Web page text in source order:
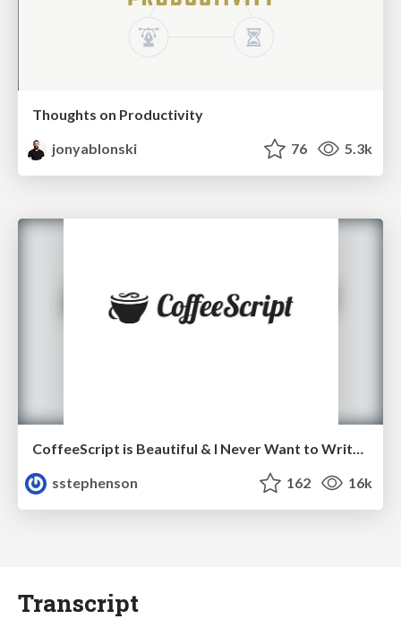
Thoughts on Productivity
jonyablonski
76 5.3k
sstephenson
162 16k
Transcript